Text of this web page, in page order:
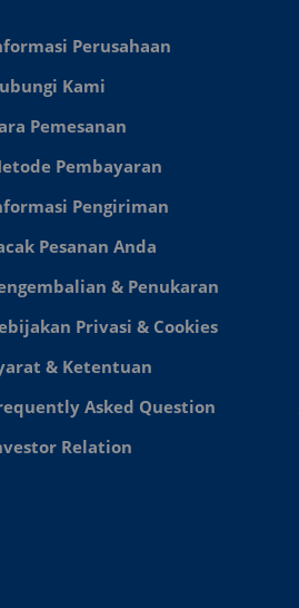
Perusahaan
Kami
Pemesanan
Pembayaran
Pengiriman
Pesanan Anda
& Penukaran
Privasi & Cookies
& Ketentuan
Asked Question
Relation